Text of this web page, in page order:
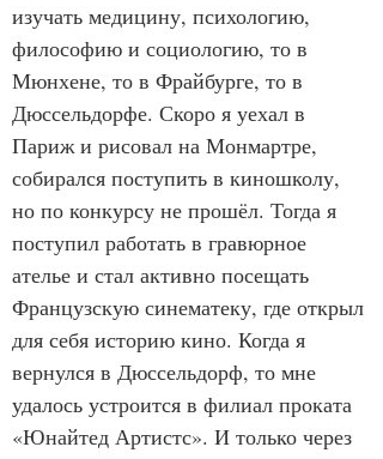
изучать медицину, психологию,
философию и социологию, то в
Мюнхене, то в Фрайбурге, то в
Дюссельдорфе. Скоро я уехал в
Париж и рисовал на Монмартре,
собирался поступить в киношколу,
но по конкурсу не прошёл. Тогда я
поступил работать в гравюрное
ателье и стал активно посещать
Французскую синематеку, где открыл
для себя историю кино. Когда я
вернулся в Дюссельдорф, то мне
удалось устроится в филиал проката
«Юнайтед Артистс». И только через